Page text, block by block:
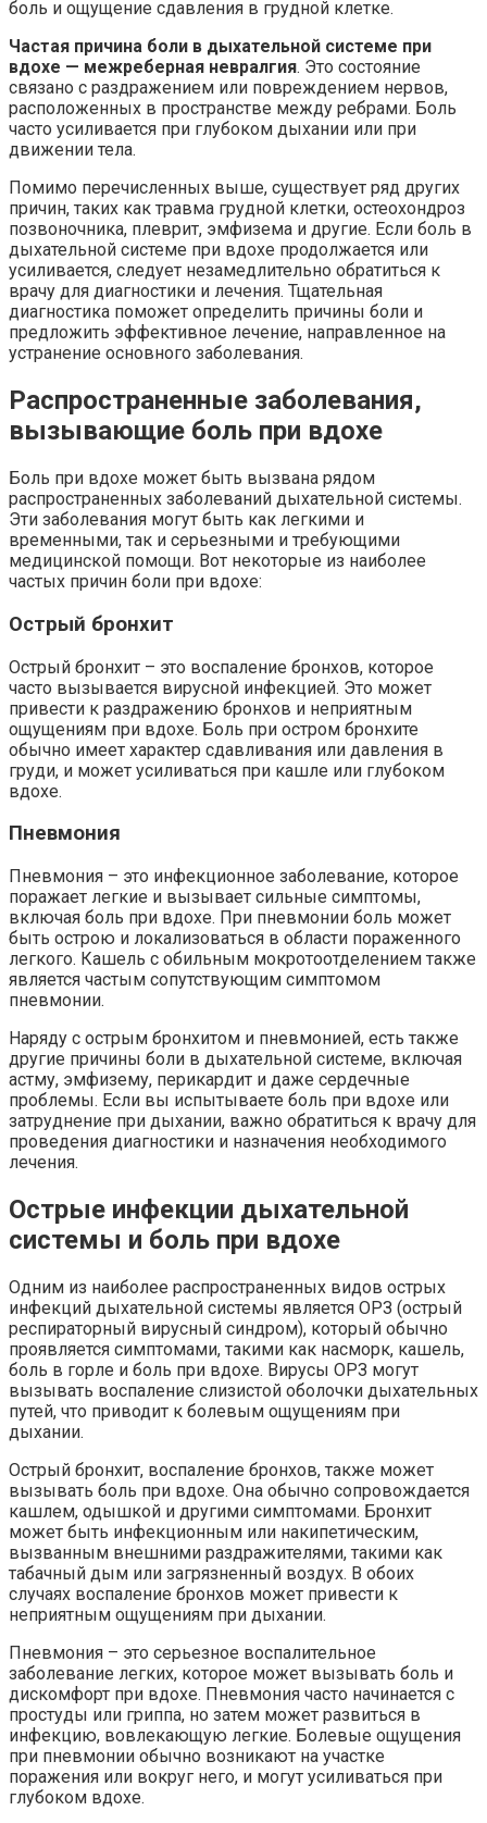
боль и ощущение сдавления в грудной клетке.
Частая причина боли в дыхательной системе при
вдохе — межреберная невралгия. Это состояние
связано с раздражением или повреждением нервов,
расположенных в пространстве между ребрами. Боль
часто усиливается при глубоком дыхании или при
движении тела.
Помимо перечисленных выше, существует ряд других
причин, таких как травма грудной клетки, остеохондроз
позвоночника, плеврит, эмфизема и другие. Если боль в
дыхательной системе при вдохе продолжается или
усиливается, следует незамедлительно обратиться к
врачу для диагностики и лечения. Тщательная
диагностика поможет определить причины боли и
предложить эффективное лечение, направленное на
устранение основного заболевания.
Распространенные заболевания,
вызывающие боль при вдохе
Боль при вдохе может быть вызвана рядом
распространенных заболеваний дыхательной системы.
Эти заболевания могут быть как легкими и
временными, так и серьезными и требующими
медицинской помощи. Вот некоторые из наиболее
частых причин боли при вдохе:
Острый бронхит
Острый бронхит – это воспаление бронхов, которое
часто вызывается вирусной инфекцией. Это может
привести к раздражению бронхов и неприятным
ощущениям при вдохе. Боль при остром бронхите
обычно имеет характер сдавливания или давления в
груди, и может усиливаться при кашле или глубоком
вдохе.
Пневмония
Пневмония – это инфекционное заболевание, которое
поражает легкие и вызывает сильные симптомы,
включая боль при вдохе. При пневмонии боль может
быть острою и локализоваться в области пораженного
легкого. Кашель с обильным мокротоотделением также
является частым сопутствующим симптомом
пневмонии.
Наряду с острым бронхитом и пневмонией, есть также
другие причины боли в дыхательной системе, включая
астму, эмфизему, перикардит и даже сердечные
проблемы. Если вы испытываете боль при вдохе или
затруднение при дыхании, важно обратиться к врачу для
проведения диагностики и назначения необходимого
лечения.
Острые инфекции дыхательной
системы и боль при вдохе
Одним из наиболее распространенных видов острых
инфекций дыхательной системы является ОРЗ (острый
респираторный вирусный синдром), который обычно
проявляется симптомами, такими как насморк, кашель,
боль в горле и боль при вдохе. Вирусы ОРЗ могут
вызывать воспаление слизистой оболочки дыхательных
путей, что приводит к болевым ощущениям при
дыхании.
Острый бронхит, воспаление бронхов, также может
вызывать боль при вдохе. Она обычно сопровождается
кашлем, одышкой и другими симптомами. Бронхит
может быть инфекционным или накипетическим,
вызванным внешними раздражителями, такими как
табачный дым или загрязненный воздух. В обоих
случаях воспаление бронхов может привести к
неприятным ощущениям при дыхании.
Пневмония – это серьезное воспалительное
заболевание легких, которое может вызывать боль и
дискомфорт при вдохе. Пневмония часто начинается с
простуды или гриппа, но затем может развиться в
инфекцию, вовлекающую легкие. Болевые ощущения
при пневмонии обычно возникают на участке
поражения или вокруг него, и могут усиливаться при
глубоком вдохе.